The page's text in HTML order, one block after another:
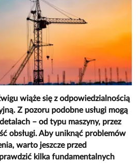
wiąże się z odpowiedzialnością
Z pozoru podobne usługi mogą
– od typu maszyny, przez
obsługi. Aby uniknąć problemów
warto jeszcze przed
kilka fundamentalnych